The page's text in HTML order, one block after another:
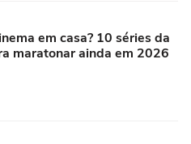
em casa? 10 séries da
maratonar ainda em 2026